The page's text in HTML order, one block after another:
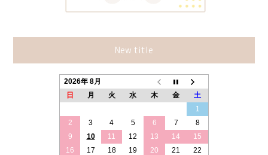
New title
2026年 8月
日
月 火 水 木 金
土
1
2
3 4 5 6 7
8
9
10 11 12 13 14
15
16
17 18 19 20 21
22